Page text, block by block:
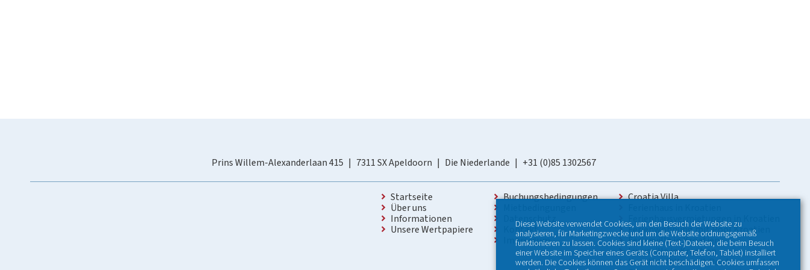
Prins Willem-Alexanderlaan 415 7311 SX Apeldoorn Die Niederlande +31 (0)85 1302567
Startseite
Über uns
Informationen
Unsere Wertpapiere
Buchungsbedingungen
Datenschutz
Kontakt
Impressum
Croatia Villa
Ferienhausvermietungen in Kroatien
Ferienwohnung mit Pool Kroatien
Ferienvilla in Kroatien
Luxusvilla in Kroatien
Kroatien Villen mit Pool
Diese Website verwendet Cookies, um den Besuch der Website zu
analysieren, für Marketingzwecke und um die Website ordnungsgemäß
funktionieren zu lassen. Cookies sind kleine (Text-)Dateien, die beim Besuch
einer Website im Speicher eines Geräts (Computer, Telefon, Tablet) installiert
werden. Die Cookies können das Gerät nicht beschädigen. Cookies umfassen